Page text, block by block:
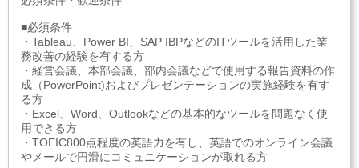
■必須条件
・Tableau、Power BI、SAP IBPなどのITツールを活用した業
務改善の経験を有する方
・経営会議、本部会議、部内会議などで使用する報告資料の作
成（PowerPoint)およびプレゼンテーションの実施経験を有す
る方
・Excel、Word、Outlookなどの基本的なツールを問題なく使
用できる方
・TOEIC800点程度の英語力を有し、英語でのオンライン会議
やメールで円滑にコミュニケーションが取れる方